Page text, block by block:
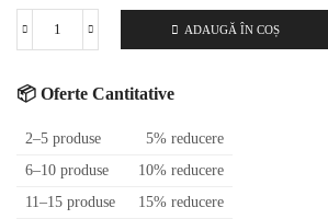
Cantitate
™
NOC
Finisaj
arhitectural
ADAUGĂ ÎN COȘ
📦 Oferte Cantitative
2–5 produse
5% reducere
6–10 produse
10% reducere
11–15 produse
15% reducere